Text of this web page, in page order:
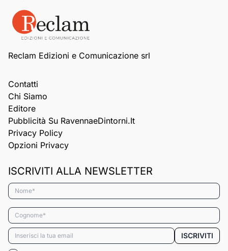
Reclam Edizioni e Comunicazione srl
Contatti
Chi Siamo
Editore
Pubblicità Su RavennaeDintorni.it
Privacy Policy
Opzioni Privacy
ISCRIVITI ALLA NEWSLETTER
Nome*
Cognome*
Email* ISCRIVITI